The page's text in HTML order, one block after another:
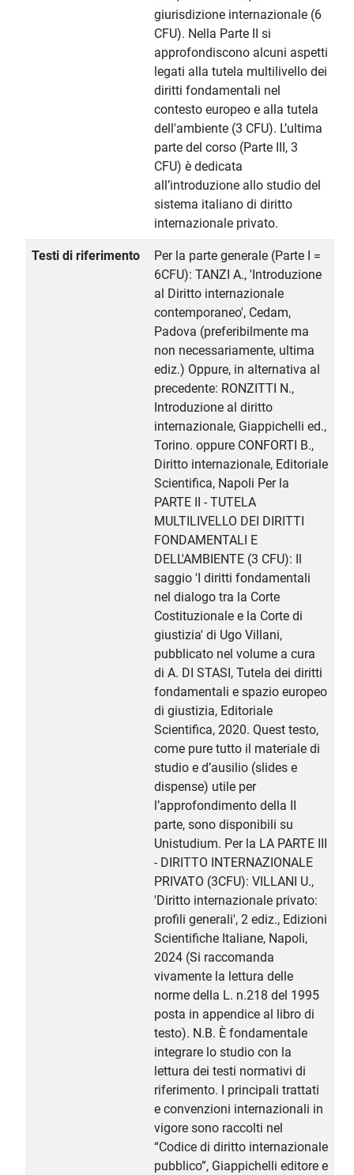
giurisdizione internazionale (6
CFU). Nella Parte II si
approfondiscono alcuni aspetti
legati alla tutela multilivello dei
diritti fondamentali nel
contesto europeo e alla tutela
dell'ambiente (3 CFU). L’ultima
parte del corso (Parte III, 3
CFU) è dedicata
all’introduzione allo studio del
sistema italiano di diritto
internazionale privato.
Testi di riferimento
Per la parte generale (Parte I =
6CFU): TANZI A., 'Introduzione
al Diritto internazionale
contemporaneo', Cedam,
Padova (preferibilmente ma
non necessariamente, ultima
ediz.) Oppure, in alternativa al
precedente: RONZITTI N.,
Introduzione al diritto
internazionale, Giappichelli ed.,
Torino. oppure CONFORTI B.,
Diritto internazionale, Editoriale
Scientifica, Napoli Per la
PARTE II - TUTELA
MULTILIVELLO DEI DIRITTI
FONDAMENTALI E
DELL'AMBIENTE (3 CFU): Il
saggio 'I diritti fondamentali
nel dialogo tra la Corte
Costituzionale e la Corte di
giustizia' di Ugo Villani,
pubblicato nel volume a cura
di A. DI STASI, Tutela dei diritti
fondamentali e spazio europeo
di giustizia, Editoriale
Scientifica, 2020. Quest testo,
come pure tutto il materiale di
studio e d’ausilio (slides e
dispense) utile per
l’approfondimento della II
parte, sono disponibili su
Unistudium. Per la LA PARTE III
- DIRITTO INTERNAZIONALE
PRIVATO (3CFU): VILLANI U.,
'Diritto internazionale privato:
profili generali', 2 ediz., Edizioni
Scientifiche Italiane, Napoli,
2024 (Si raccomanda
vivamente la lettura delle
norme della L. n.218 del 1995
posta in appendice al libro di
testo). N.B. È fondamentale
integrare lo studio con la
lettura dei testi normativi di
riferimento. I principali trattati
e convenzioni internazionali in
vigore sono raccolti nel
“Codice di diritto internazionale
pubblico”, Giappichelli editore e